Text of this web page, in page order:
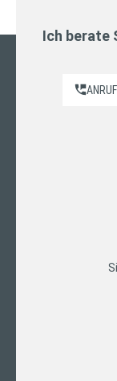
Ich berate